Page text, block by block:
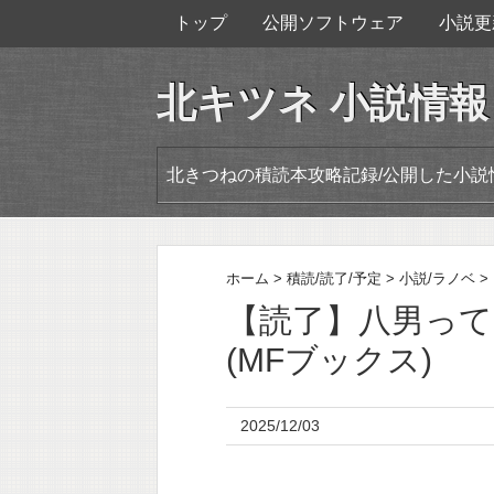
トップ 公開ソフトウェア 小説
北キツネ 小説情報
北きつねの積読本攻略記録/公開した小説
ホーム > 積読/読了/予定 > 小説/ラノベ >
【読了】八男っ
(MFブックス)
2025/12/03